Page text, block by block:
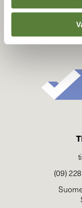
(09)